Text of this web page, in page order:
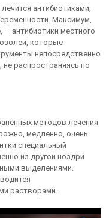
антибиотиками,
Максимум,
— антибиотики местного
которые
непосредственно
распространяясь по
методов лечения
медленно, очень
специальный
из другой ноздри
выделениями.
растворами.